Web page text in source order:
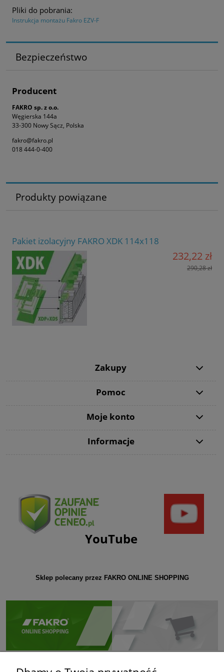
Pliki do pobrania:
Instrukcja montażu Fakro EZV-F
Bezpieczeństwo
Producent
FAKRO sp. z o.o.
Węgierska 144a
33-300 Nowy Sącz, Polska
fakro@fakro.pl
018 444-0-400
Produkty powiązane
Pakiet izolacyjny FAKRO XDK 114x118
232,22 zł
290,28 zł
Zakupy
Pomoc
Moje konto
Informacje
YouTube
Sklep polecany przez FAKRO ONLINE SHOPPING